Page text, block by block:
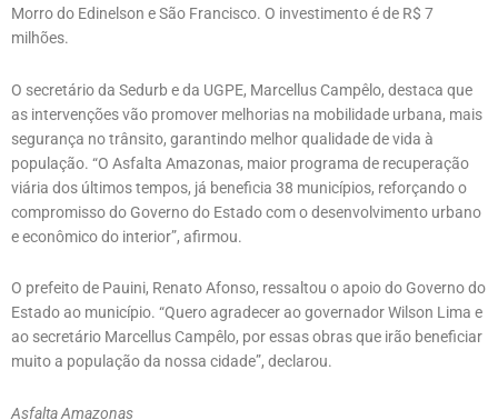
Morro do Edinelson e São Francisco. O investimento é de R$ 7
milhões.
O secretário da Sedurb e da UGPE, Marcellus Campêlo, destaca que
as intervenções vão promover melhorias na mobilidade urbana, mais
segurança no trânsito, garantindo melhor qualidade de vida à
população. “O Asfalta Amazonas, maior programa de recuperação
viária dos últimos tempos, já beneficia 38 municípios, reforçando o
compromisso do Governo do Estado com o desenvolvimento urbano
e econômico do interior”, afirmou.
O prefeito de Pauini, Renato Afonso, ressaltou o apoio do Governo do
Estado ao município. “Quero agradecer ao governador Wilson Lima e
ao secretário Marcellus Campêlo, por essas obras que irão beneficiar
muito a população da nossa cidade”, declarou.
Asfalta Amazonas